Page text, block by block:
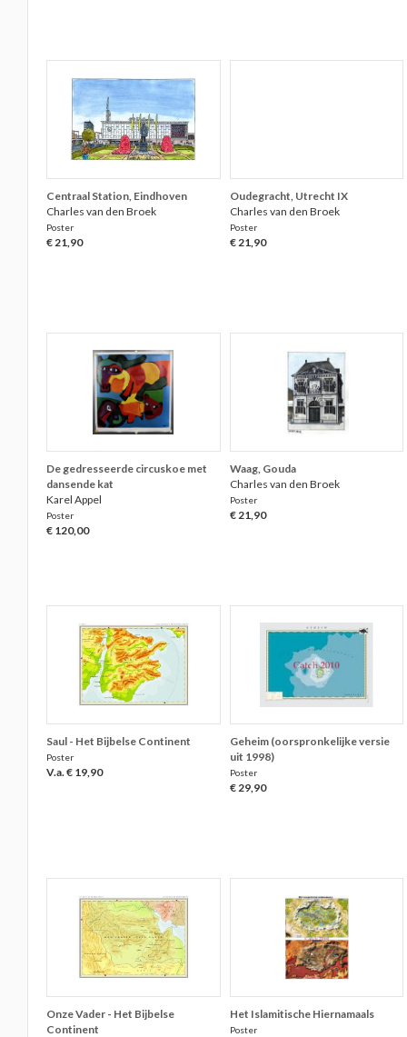
Centraal Station, Eindhoven
Charles van den Broek
Poster
€ 21,90
Oudegracht, Utrecht IX
Charles van den Broek
Poster
€ 21,90
De gedresseerde circuskoe met
dansende kat
Karel Appel
Poster
€ 120,00
Waag, Gouda
Charles van den Broek
Poster
€ 21,90
Saul - Het Bijbelse Continent
Poster
V.a. € 19,90
Geheim (oorspronkelijke versie
uit 1998)
Poster
€ 29,90
Onze Vader - Het Bijbelse
Continent
Het Islamitische Hiernamaals
Poster